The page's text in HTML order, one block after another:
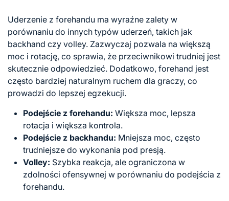
Uderzenie z forehandu ma wyraźne zalety w
porównaniu do innych typów uderzeń, takich jak
backhand czy volley. Zazwyczaj pozwala na większą
moc i rotację, co sprawia, że przeciwnikowi trudniej jest
skutecznie odpowiedzieć. Dodatkowo, forehand jest
często bardziej naturalnym ruchem dla graczy, co
prowadzi do lepszej egzekucji.
Podejście z forehandu: Większa moc, lepsza
rotacja i większa kontrola.
Podejście z backhandu: Mniejsza moc, często
trudniejsze do wykonania pod presją.
Volley: Szybka reakcja, ale ograniczona w
zdolności ofensywnej w porównaniu do podejścia z
forehandu.